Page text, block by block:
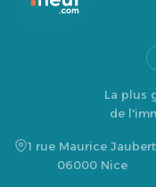
La plus
de
1 rue Maurice Jaubert
06000 Nice